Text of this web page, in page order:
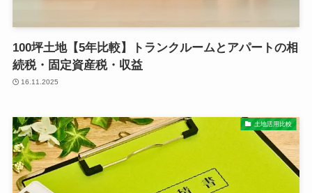
100坪土地【5年比較】トランクルームとアパートの相
続税・固定資産税・収益
16.11.2025
土地活用比較